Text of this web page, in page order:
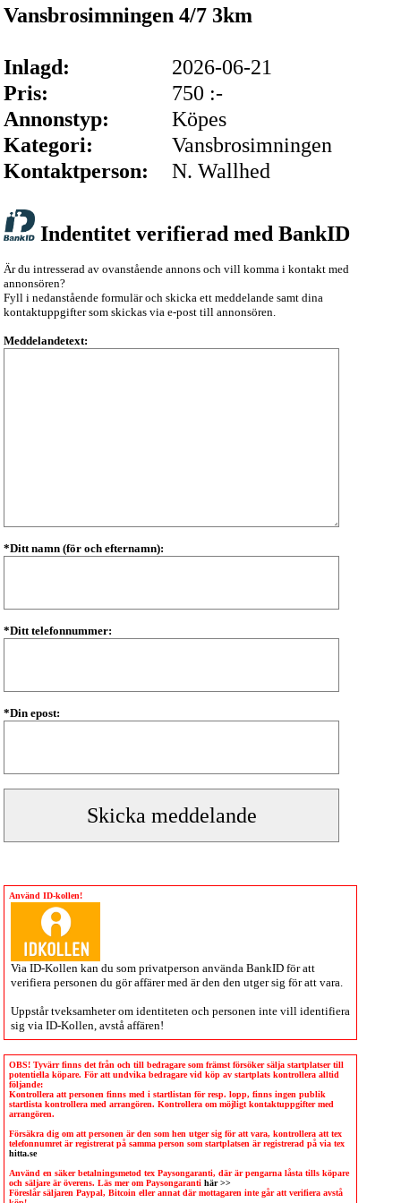
Vansbrosimningen 4/7 3km
Inlagd:
2026-06-21
Pris:
750 :-
Annonstyp:
Köpes
Kategori:
Vansbrosimningen
Kontaktperson:
N. Wallhed
Indentitet verifierad med BankID
Är du intresserad av ovanstående annons och vill komma i kontakt med
annonsören?
Fyll i nedanstående formulär och skicka ett meddelande samt dina
kontaktuppgifter som skickas via e-post till annonsören.
Meddelandetext:
*Ditt namn (för och efternamn):
*Ditt telefonnummer:
*Din epost:
Använd ID-kollen!
Via ID-Kollen kan du som privatperson använda BankID för att
verifiera personen du gör affärer med är den den utger sig för att vara.
Uppstår tveksamheter om identiteten och personen inte vill identifiera
sig via ID-Kollen , avstå affären!
OBS! Tyvärr finns det från och till bedragare som främst försöker sälja startplatser till
potentiella köpare. För att undvika bedragare vid köp av startplats kontrollera alltid
följande:
Kontrollera att personen finns med i startlistan för resp. lopp, finns ingen publik
startlista kontrollera med arrangören. Kontrollera om möjligt kontaktuppgifter med
arrangören.
Försäkra dig om att personen är den som hen utger sig för att vara, kontrollera att tex
telefonnumret är registrerat på samma person som startplatsen är registrerad på via tex
hitta.se
Använd en säker betalningsmetod tex Paysongaranti, där är pengarna låsta tills köpare
och säljare är överens. Läs mer om Paysongaranti här >>
Föreslår säljaren Paypal, Bitcoin eller annat där mottagaren inte går att verifiera avstå